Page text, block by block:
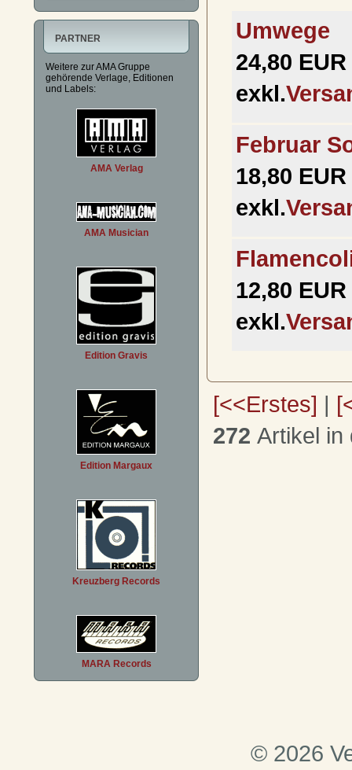
PARTNER
Weitere zur AMA Gruppe
gehörende Verlage, Editionen
und Labels:
AMA Verlag
AMA Musician
Edition Gravis
Edition Margaux
Kreuzberg Records
MARA Records
Umwege
24,80
exkl.
Februar
18,80
exkl.
12,80
exkl.
[<<Erstes] |
272 Artikel in
© 2026